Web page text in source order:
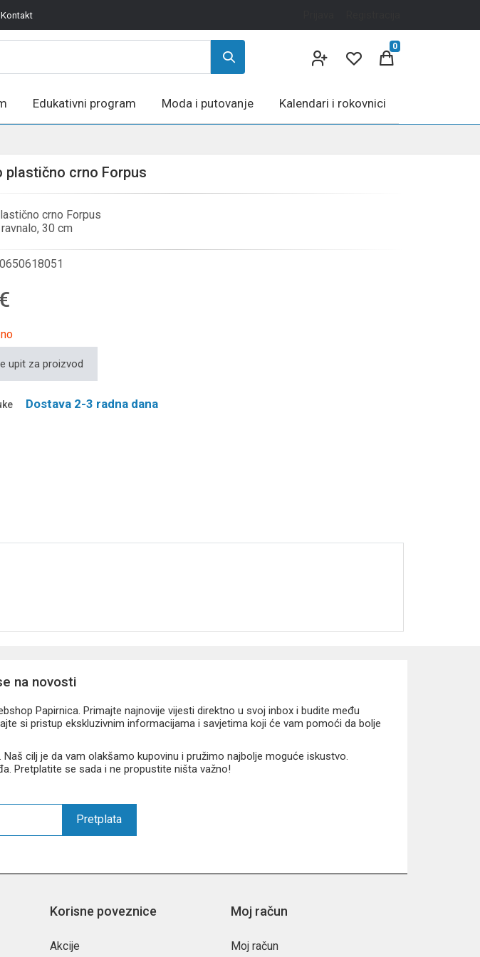
Kontakt
0
Edukativni program Moda i putovanje Kalendari i rokovnici
plastično crno Forpus
crno Forpus
30 cm
upit za proizvod
Dostava 2-3 radna dana
na novosti
Papirnica. Primajte najnovije vijesti direktno u svoj inbox i budite među
si pristup ekskluzivnim informacijama i savjetima koji će vam pomoći da bolje
cilj je da vam olakšamo kupovinu i pružimo najbolje moguće iskustvo.
Pretplatite se sada i ne propustite ništa važno!
Pretplata
Korisne poveznice
Akcije
Moj račun
Moj račun